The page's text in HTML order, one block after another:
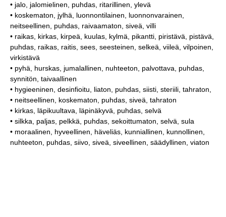
• jalo, jalomielinen, puhdas, ritarillinen, ylevä
• koskematon, jylhä, luonnontilainen, luonnonvarainen,
neitseellinen, puhdas, raivaamaton, siveä, villi
• raikas, kirkas, kirpeä, kuulas, kylmä, pikantti, piristävä, pistävä,
puhdas, raikas, raitis, sees, seesteinen, selkeä, viileä, vilpoinen,
virkistävä
• pyhä, hurskas, jumalallinen, nuhteeton, palvottava, puhdas,
synnitön, taivaallinen
• hygieeninen, desinfioitu, liaton, puhdas, siisti, steriili, tahraton,
• neitseellinen, koskematon, puhdas, siveä, tahraton
• kirkas, läpikuultava, läpinäkyvä, puhdas, selvä
• silkka, paljas, pelkkä, puhdas, sekoittumaton, selvä, sula
• moraalinen, hyveellinen, häveliäs, kunniallinen, kunnollinen,
nuhteeton, puhdas, siivo, siveä, siveellinen, säädyllinen, viaton